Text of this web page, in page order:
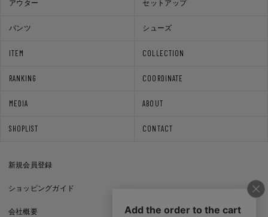
ITEM COLLECTION
RANKING COORDINATE
MEDIA ABOUT
SHOPLIST CONTACT
アウター セットアップ
パンツ シューズ
新規会員登録
ショッピングガイド
会社概要